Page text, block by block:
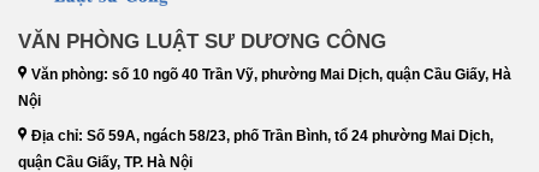
VĂN PHÒNG LUẬT SƯ DƯƠNG CÔNG
Văn phòng: số 10 ngõ 40 Trần Vỹ, phường Mai Dịch, quận Cầu Giấy, Hà
Nội
Địa chỉ: Số 59A, ngách 58/23, phố Trần Bình, tổ 24 phường Mai Dịch,
quận Cầu Giấy, TP. Hà Nội